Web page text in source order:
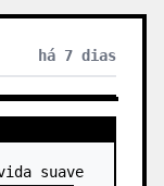
há 7 dias
suave